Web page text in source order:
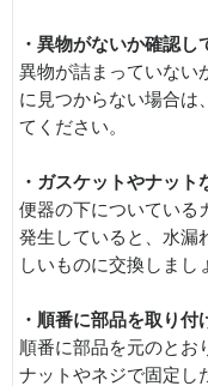
・異物がないか確認し
異物が詰まっていない
に見つからない場合は
てください。
・ガスケットやナット
便器の下についている
発生していると、水漏
しいものに交換しまし
・順番に部品を取り付
順番に部品を元のとお
ナットやネジで固定し